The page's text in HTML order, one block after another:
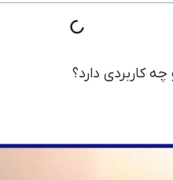
کاربردی دارد؟